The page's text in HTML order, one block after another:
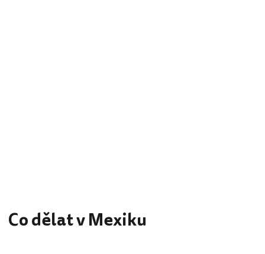
Co dělat v Mexiku